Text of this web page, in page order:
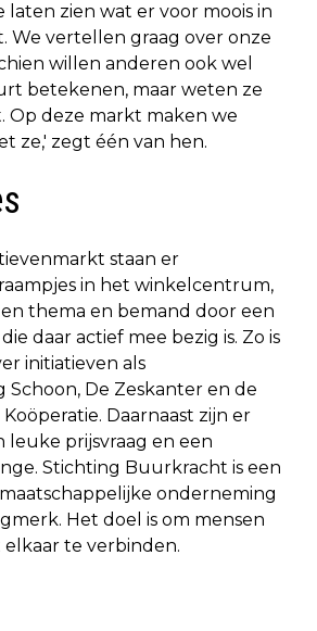
zien wat er voor moois in
We vertellen graag over onze
willen anderen ook wel
betekenen, maar weten ze
Op deze markt maken we
ze,' zegt één van hen.
staan er
in het winkelcentrum,
thema en bemand door een
daar actief mee bezig is. Zo is
initiatieven als
Schoon, De Zeskanter en de
Daarnaast zijn er
leuke prijsvraag en een
Stichting Buurkracht is een
onderneming
Het doel is om mensen
te verbinden.